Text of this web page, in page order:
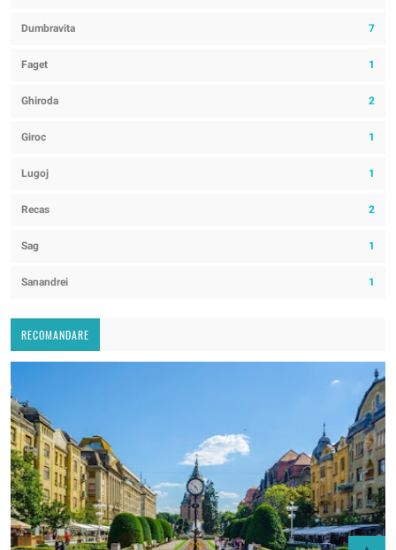
Dumbravita 7
Faget 1
Ghiroda 2
Giroc 1
Lugoj 1
Recas 2
Sag 1
Sanandrei 1
RECOMANDARE